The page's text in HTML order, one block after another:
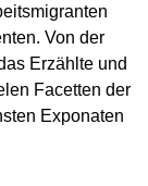
Von der
Erzählte und
Facetten der
Exponaten